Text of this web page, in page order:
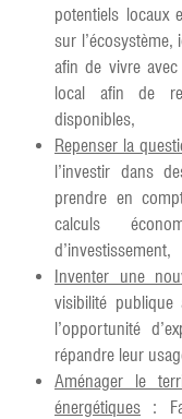
potentiels locaux
sur l’écosystème,
afin de vivre
local afin de
disponibles,
Repenser la
l’investir dans
prendre en
calculs
d’investissement,
Inventer une
visibilité
l’opportunité
répandre leur
Aménager le
énergétiques :